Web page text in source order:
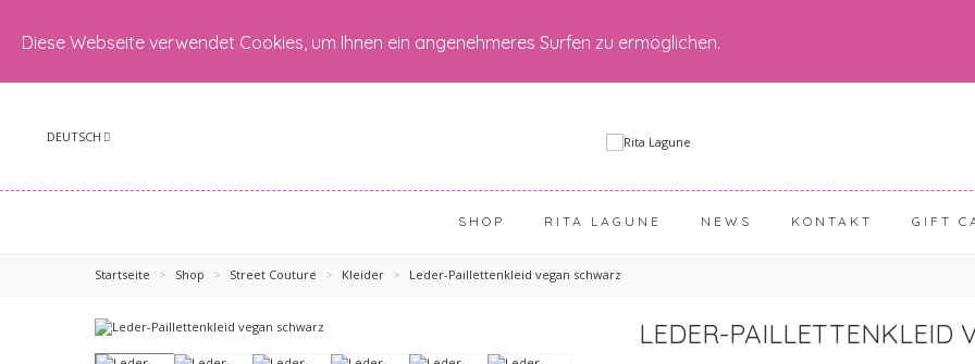
Diese Webseite verwendet Cookies, um Ihnen ein angenehmeres Surfen zu ermöglichen.
DEUTSCH
SHOP RITA LAGUNE NEWS KONTAKT GIFT
Startseite > Shop > Street Couture > Kleider > Leder-Paillettenkleid vegan schwarz
LEDER-PAILLETTENKLEID